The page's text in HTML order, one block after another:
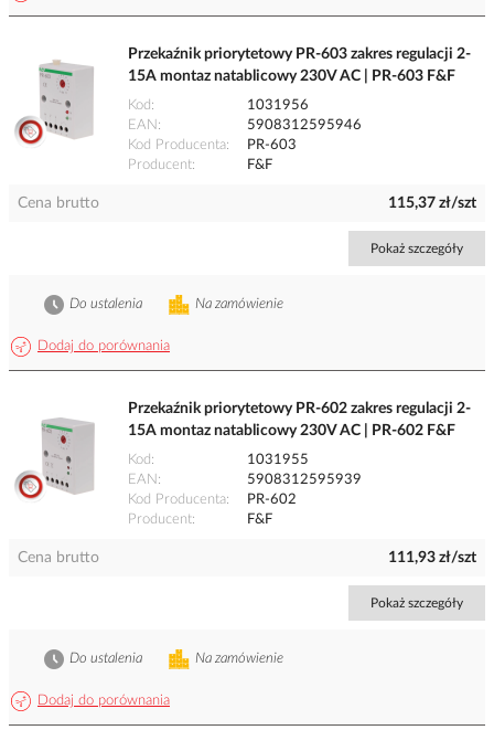
Przekaźnik priorytetowy PR-603 zakres regulacji 2-
15A montaz natablicowy 230V AC | PR-603 F&F
Kod
1031956
EAN
5908312595946
Kod Producenta
PR-603
Producent
F&F
Cena brutto 115,37 zł/szt
Pokaż szczegóły
Dodaj do porównania
Na zamówienie
Do ustalenia
Przekaźnik priorytetowy PR-602 zakres regulacji 2-
15A montaz natablicowy 230V AC | PR-602 F&F
Kod
1031955
EAN
5908312595939
Kod Producenta
PR-602
Producent
F&F
Cena brutto 111,93 zł/szt
Pokaż szczegóły
Dodaj do porównania
Na zamówienie
Do ustalenia